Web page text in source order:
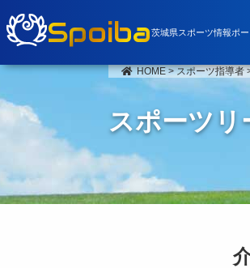
Spoiba茨城県スポーツ情報ポ
HOME>スポーツ指導者
スポーツ